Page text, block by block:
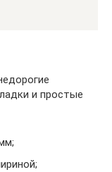
и простые